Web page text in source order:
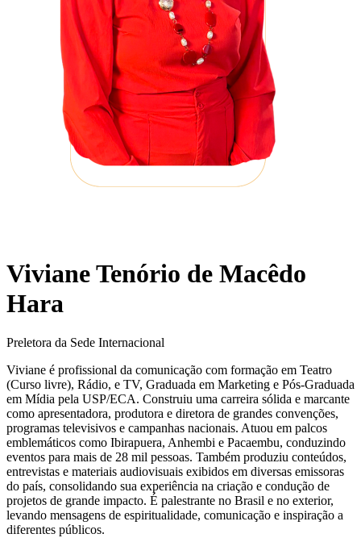
Viviane Tenório de Macêdo
Hara
Preletora da Sede Internacional
Viviane é profissional da comunicação com formação em Teatro
(Curso livre), Rádio, e TV, Graduada em Marketing e Pós-Graduada
em Mídia pela USP/ECA. Construiu uma carreira sólida e marcante
como apresentadora, produtora e diretora de grandes convenções,
programas televisivos e campanhas nacionais. Atuou em palcos
emblemáticos como Ibirapuera, Anhembi e Pacaembu, conduzindo
eventos para mais de 28 mil pessoas. Também produziu conteúdos,
entrevistas e materiais audiovisuais exibidos em diversas emissoras
do país, consolidando sua experiência na criação e condução de
projetos de grande impacto. É palestrante no Brasil e no exterior,
levando mensagens de espiritualidade, comunicação e inspiração a
diferentes públicos.